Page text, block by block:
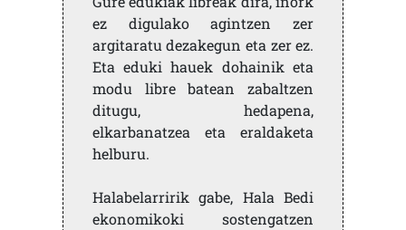
ez digulako agintzen zer
argitaratu dezakegun eta zer ez.
Eta eduki hauek dohainik eta
modu libre batean zabaltzen
ditugu, hedapena,
elkarbanatzea eta eraldaketa
helburu.
Halabelarririk gabe, Hala Bedi
ekonomikoki sostengatzen